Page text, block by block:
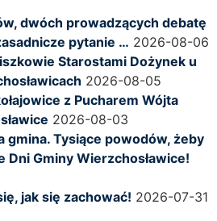
dwóch prowadzących debatę
pytanie … 2026-08-06
Starostami Dożynek u
2026-08-05
z Pucharem Wójta
2026-08-03
gmina. Tysiące powodów, żeby
Dni Gminy Wierzchosławice!
jak się zachować! 2026-07-31